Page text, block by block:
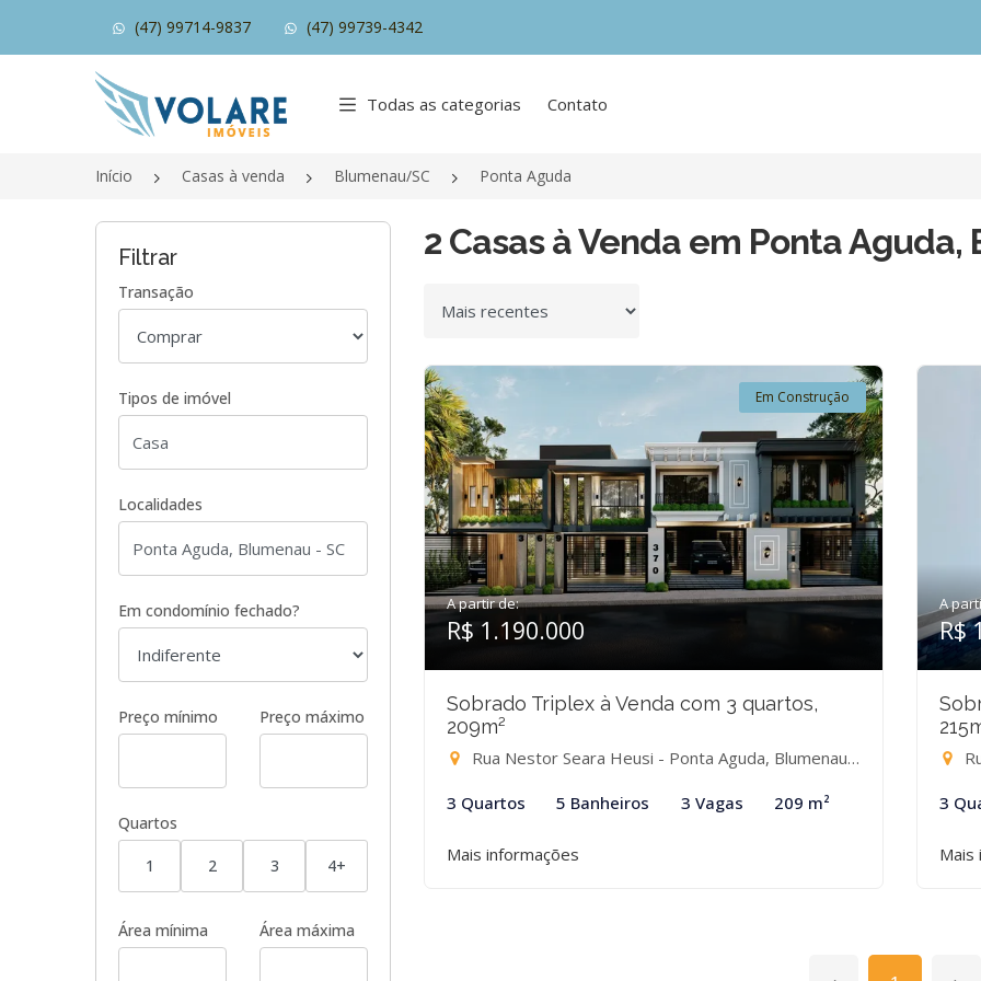
(47) 99714-9837 (47) 99739-4342
Página inicial
Todas as categorias Contato
Início Casas à venda Blumenau/SC Ponta Aguda
Filtrar
Transação
Tipos de imóvel
Localidades
Em condomínio fechado?
Preço mínimo Preço máximo
Quartos
1 2 3 4+
Área mínima Área máxima
2 Casas à Venda em Ponta Aguda,
Ordenar por
Em Construção
A partir de:
R$ 1.190.000
Sobrado Triplex à Venda com 3 quartos,
209m²
Rua Nestor Seara Heusi - Ponta Aguda, Blumenau-SC
3 Quartos 5 Banheiros 3 Vagas 209 m²
Mais informações
A
R$
3
Mais